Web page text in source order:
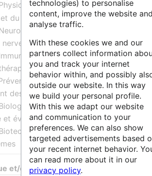
de la santé, de la
du vieillissement
et troubles du
nerveux
infection et
diagnostic et
des maladies humaines
environnementale,
et évolution
et ingénierie des
et/ou mots-clés
technologies) to personalise
content, improve the website
analyse traffic.
With these cookies we and our
partners collect information
you and track your internet
behavior within, and possibly
outside our website. In this way
we build your personal profile.
With this we adapt our website
and communication to your
preferences. We can also show
targeted advertisements based
your recent internet behavior.
can read more about it in our
privacy policy.